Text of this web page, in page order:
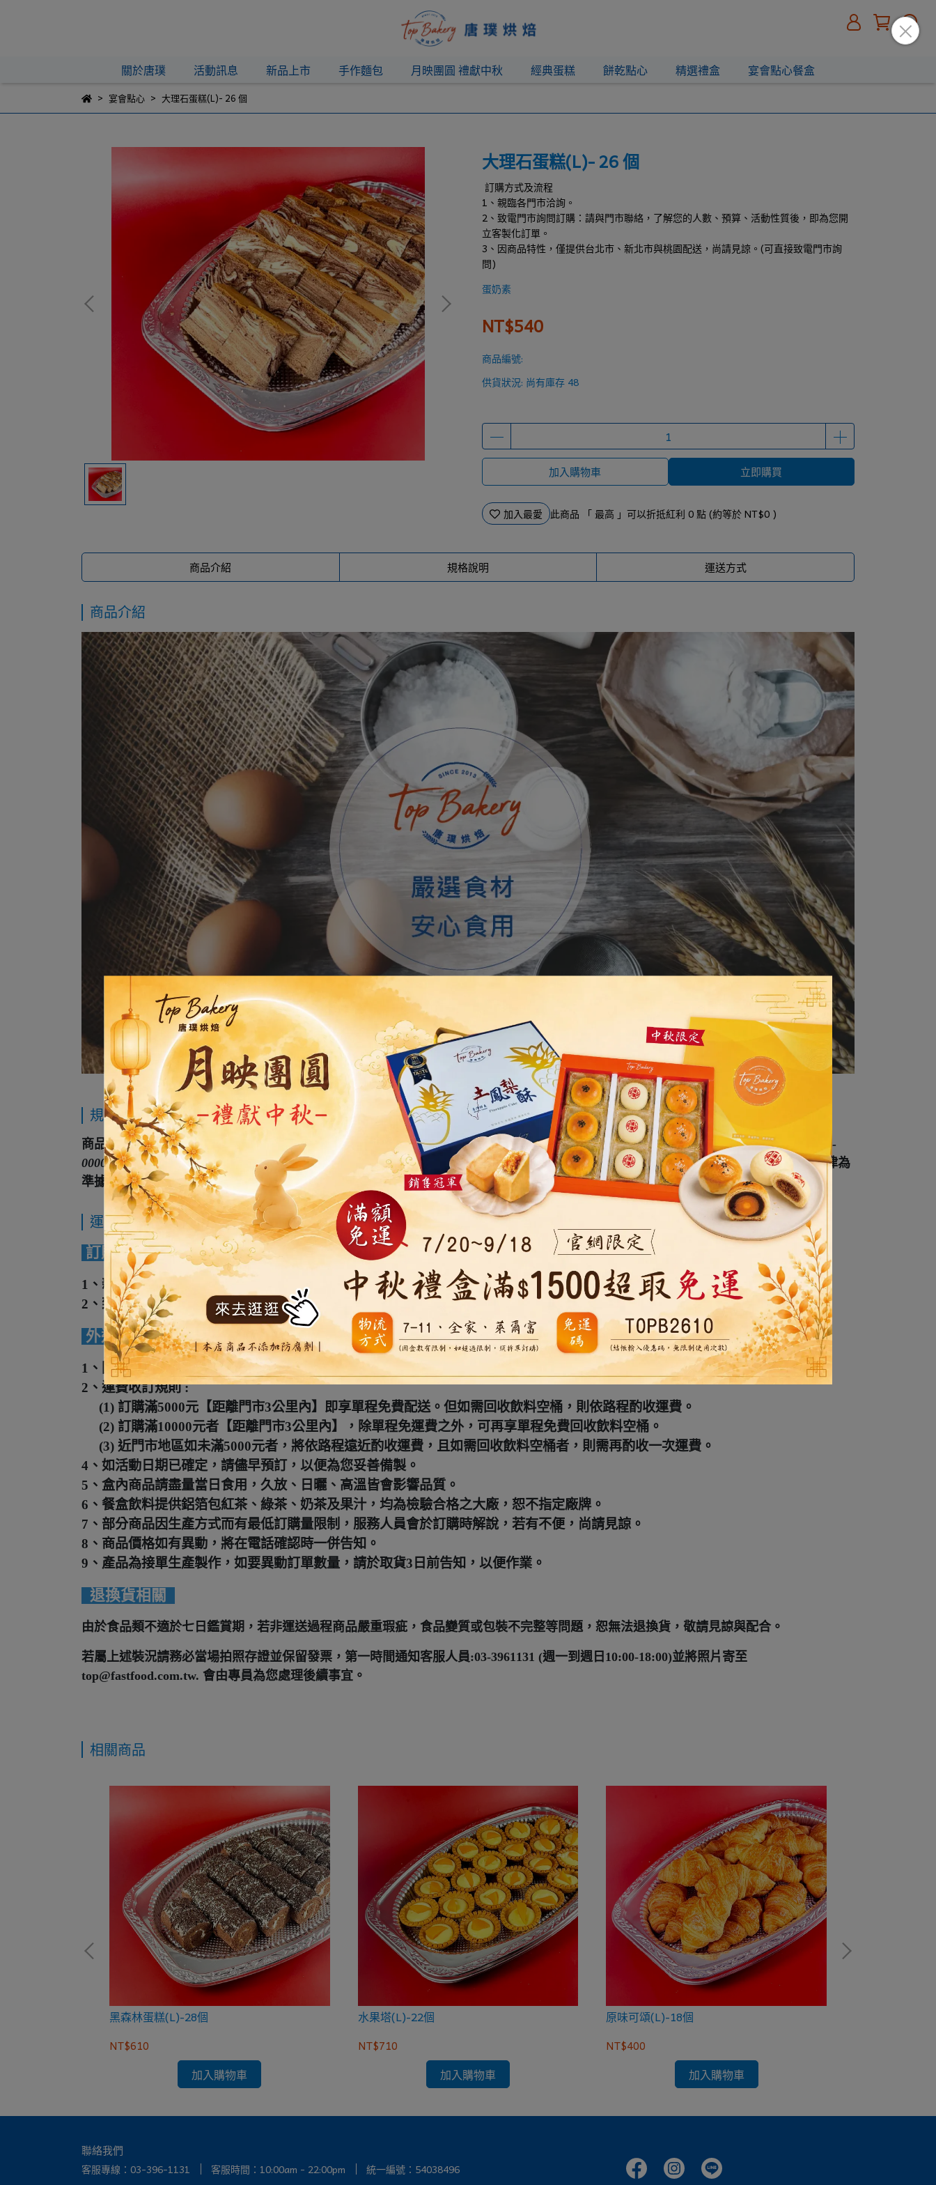
關於唐璞 活動訊息 新品上市 手作麵包 月映團圓 禮獻中秋 經典蛋糕 餅乾點心 精選禮盒 宴會點心餐盒
宴會點心 大理石蛋糕(L)- 26 個
大理石蛋糕(L)- 26 個
訂購方式及流程
1、親臨各門市洽詢。
2、致電門市詢問訂購：請與門市聯絡，了解您的人數、預算、活動性質後，即為您開
立客製化訂單。
3、因商品特性，僅提供台北市、新北市與桃園配送，尚請見諒。(可直接致電門市詢
問)
蛋奶素
NT$540
商品編號:
供貨狀況: 尚有庫存 48
加入購物車 立即購買
加入最愛 此商品 「 最高 」可以折抵紅利 0點 (約等於NT$0 )
商品介紹 規格說明 運送方式
商品介紹
規格說明
商品投保 : 本公司已投保中國信託產物保險產品責任保險，保險期間內最高賠償責任新台幣4,000萬元，食品工廠登錄字號：F-154038496-
00000-2。如因本服務條款產生任何爭議，除法律另有規定者外，雙方同意以台灣台北地方法院為第一審管轄法院，並以中華民國相關法律為
準據法
運送方式
訂購方式及流程
1、親臨各門市洽詢。
門市資訊
2、致電門市詢問訂購：請與門市聯絡，了解您的人數、預算、活動性質後，即為您開立客製化訂單。
外送及注意事項
1、因商品特性，僅提供台北市、新北市與桃園配送，尚請見諒。(可直接致電門市詢問)
2、運費收訂規則 :
(1) 訂購滿5000元【距離門市3公里內】即享單程免費配送。但如需回收飲料空桶，則依路程酌收運費。
(2) 訂購滿10000元者【距離門市3公里內】，除單程免運費之外，可再享單程免費回收飲料空桶。
(3) 近門市地區如未滿5000元者，將依路程遠近酌收運費，且如需回收飲料空桶者，則需再酌收一次運費。
4、如活動日期已確定，請儘早預訂，以便為您妥善備製。
5、盒內商品請盡量當日食用，久放、日曬、高溫皆會影響品質。
6、餐盒飲料提供鋁箔包紅茶、綠茶、奶茶及果汁，均為檢驗合格之大廠，恕不指定廠牌。
7、部分商品因生產方式而有最低訂購量限制，服務人員會於訂購時解說，若有不便，尚請見諒。
8、商品價格如有異動，將在電話確認時一併告知。
9、產品為接單生產製作，如要異動訂單數量，請於取貨3日前告知，以便作業。
退換貨相關
由於食品類不適於七日鑑賞期，若非運送過程商品嚴重瑕疵，食品變質或包裝不完整等問題，恕無法退換貨，敬請見諒與配合。
若屬上述裝況請務必當場拍照存證並保留發票，第一時間通知客服人員:03-3961131 (週一到週日10:00-18:00)並將照片寄至
top@fastfood.com.tw. 會由專員為您處理後續事宜。
相關商品
黑森林蛋糕(L)-28個
NT$610
加入購物車
水果塔(L)-22個
NT$710
加入購物車
原味可頌(L)-18個
NT$400
加入購物車
聯絡我們
客服專線：03-396-1131 客服時間：10:00am - 22:00pm 統一編號：54038496